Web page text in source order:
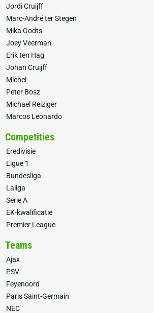
Jordi Cruijff
Marc-André ter Stegen
Mika Godts
Joey Veerman
Erik ten Hag
Johan Cruijff
Míchel
Peter Bosz
Michael Reiziger
Marcos Leonardo
Competities
Eredivisie
Ligue 1
Bundesliga
Laliga
Serie A
EK-kwalificatie
Premier League
Teams
Ajax
PSV
Feyenoord
Paris Saint-Germain
NEC